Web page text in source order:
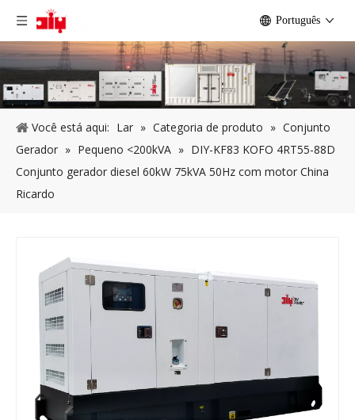
Português
Você está aqui: Lar » Categoria de produto » Conjunto
Gerador » Pequeno <200kVA » DIY-KF83 ​​KOFO 4RT55-88D
Conjunto gerador diesel 60kW 75kVA 50Hz com motor China
Ricardo